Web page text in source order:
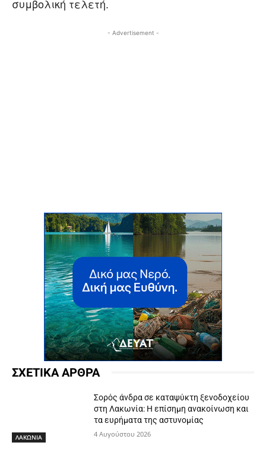
συμβολική τελετή.
- Advertisement -
ΣΧΕΤΙΚΑ ΑΡΘΡΑ
ΛΑΚΩΝΙΑ
Σορός άνδρα σε καταψύκτη ξενοδοχείου
στη Λακωνία: Η επίσημη ανακοίνωση και
τα ευρήματα της αστυνομίας
4 Αυγούστου 2026